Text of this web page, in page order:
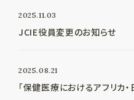
2025.11.03
JCIE役員変更のお知らせ
2025.08.21
「保健医療におけるアフリカ